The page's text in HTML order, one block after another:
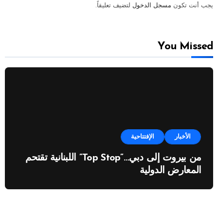
يجب أنت تكون مسجل الدخول لتضيف تعليقاً.
You Missed
الأخبار الإفتتاحية
من بيروت إلى دبي…”Top Stop” اللبنانية تقتحم
المعارض الدولية